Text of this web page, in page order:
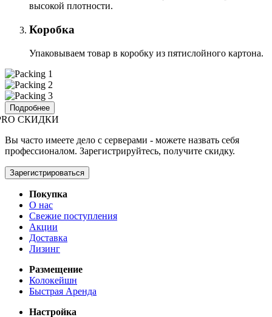
высокой плотности.
Коробка
Упаковываем товар в коробку из пятислойного картона.
Подробнее
СКИДКИ
Вы часто имеете дело с серверами - можете назвать себя
профессионалом. Зарегистрируйтесь, получите скидку.
Зарегистрироваться
Покупка
О нас
Свежие поступления
Акции
Доставка
Лизинг
Размещение
Колокейшн
Быстрая Аренда
Настройка